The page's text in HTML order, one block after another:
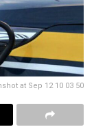
at Sep 12 10 03 50